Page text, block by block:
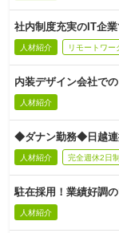
社内制度充実のIT企
人材紹介 リモートワー
内装デザイン会社で
人材紹介
◆ダナン勤務◆日越連
人材紹介 完全週休2日制
駐在採用！業績好調
人材紹介